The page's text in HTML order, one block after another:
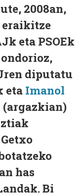
2008an,
eraikitze
eta PSOEk
diputatu
eta Imanol
(argazkian)
has
Bi